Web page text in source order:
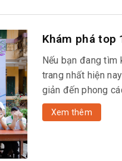
Khám phá top
Nếu bạn đang tìm
trang nhất hiện
giản đến phong
Xem thêm